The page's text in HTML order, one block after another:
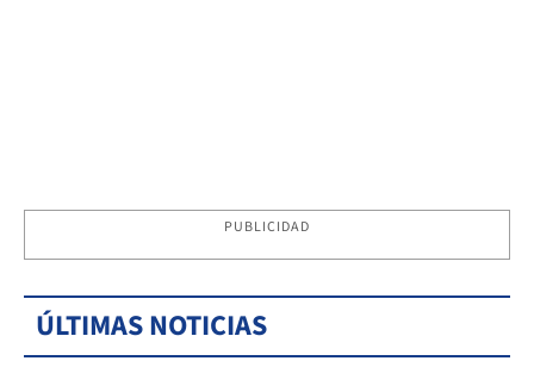
PUBLICIDAD
ÚLTIMAS NOTICIAS